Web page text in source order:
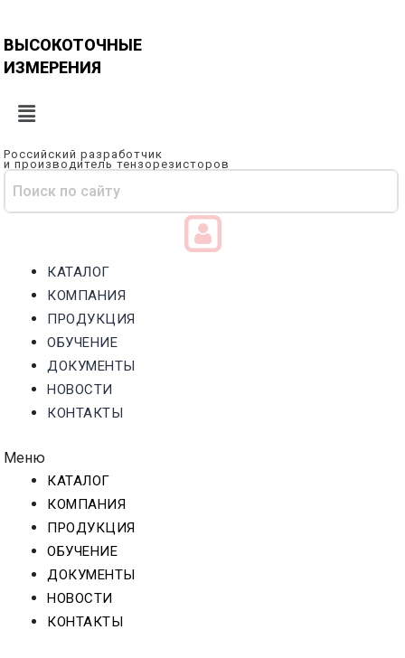
содержимому
ВЫСОКОТОЧНЫЕ
ИЗМЕРЕНИЯ
Российский разработчик
и производитель тензорезисторов
КАТАЛОГ
КОМПАНИЯ
ПРОДУКЦИЯ
ОБУЧЕНИЕ
ДОКУМЕНТЫ
НОВОСТИ
КОНТАКТЫ
Меню
КАТАЛОГ
КОМПАНИЯ
ПРОДУКЦИЯ
ОБУЧЕНИЕ
ДОКУМЕНТЫ
НОВОСТИ
КОНТАКТЫ